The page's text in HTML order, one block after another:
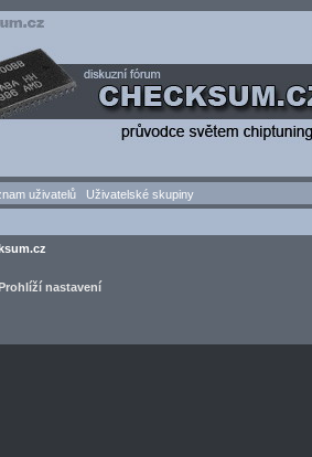
uživatelů Uživatelské skupiny
nastavení